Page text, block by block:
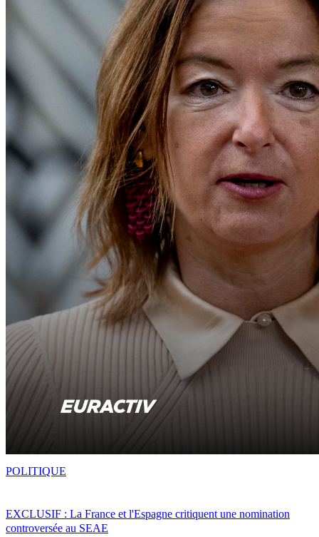
EXCLUSIF : La France et l'Espagne critiquent une nomination
controversée au SEAE
POLITIQUE